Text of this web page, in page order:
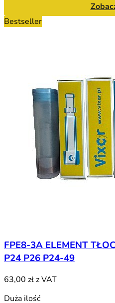
Bestseller
FPE8-3A ELEMENT
P24 P26 P24-49
63,00 złz VAT
Duża ilość